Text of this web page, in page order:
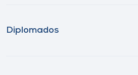
Diplomados